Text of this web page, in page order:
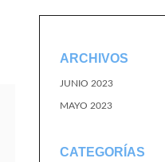
ARCHIVOS
JUNIO 2023
MAYO 2023
CATEGORÍAS